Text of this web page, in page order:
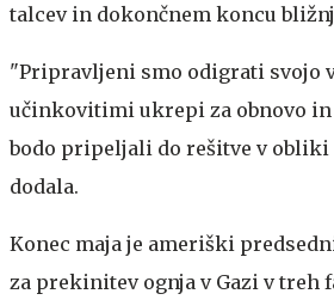
talcev in dokončnem koncu
"Pripravljeni smo odigrati svojo
učinkovitimi ukrepi za obnovo
bodo pripeljali do rešitve v obliki
dodala.
Konec maja je ameriški
za prekinitev ognja v Gazi v treh